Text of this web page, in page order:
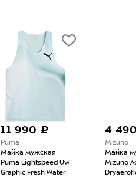
11 990 ₽
Puma
Майка мужская
Puma Lightspeed Uw
Graphic Fresh Water
4
Mizuno
Майка
Mizuno